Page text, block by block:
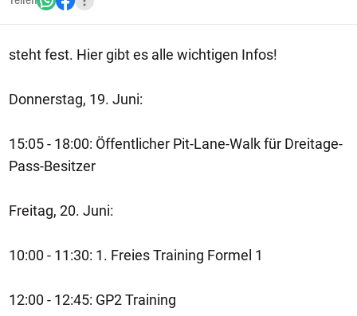
steht fest. Hier gibt es alle wichtigen Infos!
Donnerstag, 19. Juni:
15:05 - 18:00: Öffentlicher Pit-Lane-Walk für Dreitage-
Pass-Besitzer
Freitag, 20. Juni:
10:00 - 11:30: 1. Freies Training Formel 1
12:00 - 12:45: GP2 Training